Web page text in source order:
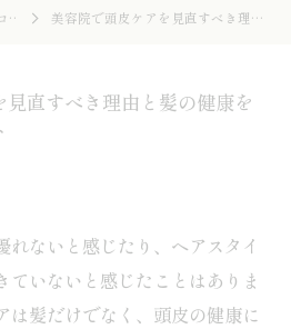
ム 美容院で頭皮ケアを見直すべき理由と髪の健康を守るためのポイント
直すべき理由と髪の健康を
れないと感じたり、ヘアスタイ
ていないと感じたことはありま
は髪だけでなく、頭皮の健康に